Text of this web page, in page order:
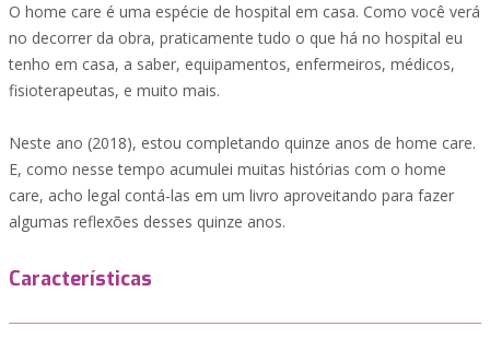
O home care é uma espécie de hospital em casa. Como você verá
no decorrer da obra, praticamente tudo o que há no hospital eu
tenho em casa, a saber, equipamentos, enfermeiros, médicos,
fisioterapeutas, e muito mais.
Neste ano (2018), estou completando quinze anos de home care.
E, como nesse tempo acumulei muitas histórias com o home
care, acho legal contá-las em um livro aproveitando para fazer
algumas reflexões desses quinze anos.
Características